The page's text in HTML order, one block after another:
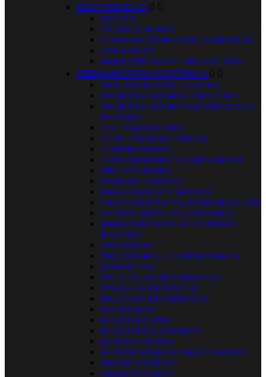
ELECTRICIDAD  
TESTER
ALARGADORES
CONVERTIDORES DE CORRIENTE
LINTERNAS
HERRAMIENTAS 1.000 VOLTIOS
HERRAMIENTAS ELECTRICA  
AFILADORES DE CADENA
ATORNILLADORES A BATERIA
ATORNILLADORES DE IMPACTO A
BATERIA
CALADORAS 220V
CEPILLOS ELECTRICOS
COMPRESORES
CORTABORDES Y CORTASETOS
DECAPADORES
ESMERILADORAS
FRESADORAS Y FRESAS
GRAPADORAS / CLAVADORAS 220V
LLAVES IMPACTO A BATERIA
HERRAMIENTAS DE JARDIN A
BATERIA
LIJADORAS
INFLADORES / COMPRESORES
MARTILLOS
PACK DE HERRAMIENTAS
PISTOLAS DE PINTAR
MULTI-HERRAMIENTAS
PULIDORAS
RADIALES 220V
RADIALES A BATERIA
REMOVEDORES
RANURADORAS Y ROZADORAS
TRONZADORAS
SIERRAS SABLE